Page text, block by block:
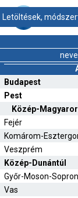
neve
Budapest
Pest
Közép-
Fejér
Komárom-
Veszprém
Közép-Dunántúl
Győr-Moson-Sopron
Vas